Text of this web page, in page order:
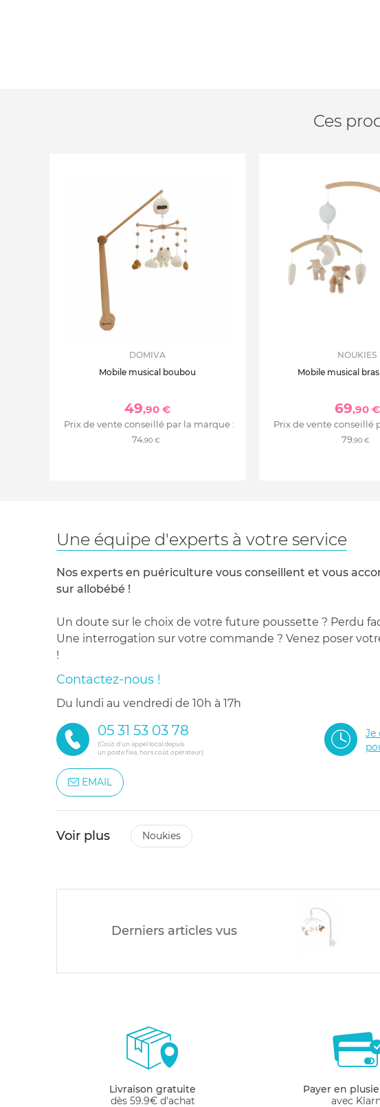
Ces
DOMIVA
Mobile musical boubou
49,90 €
Prix de vente conseillé par la marque :
74,90 €
NOUKIES
Mobile musical
69,90 €
Prix de vente conseillé
79,90 €
Une équipe d'experts à votre service
Nos experts en puériculture vous conseillent et vous
sur allobébé !
Un doute sur le choix de votre future poussette ? Perdu
Une interrogation sur votre commande ? Venez poser
!
Contactez-nous !
du lundi au vendredi de 10h à 17h
05 31 53 03 78
(Coût d'un appel local depuis
un poste fixe, hors coût opérateur)
Je
EMAIL
Voir plus noukies
Derniers articles vus
Livraison gratuite
dès 59.9€ d'achat
Payer en
avec